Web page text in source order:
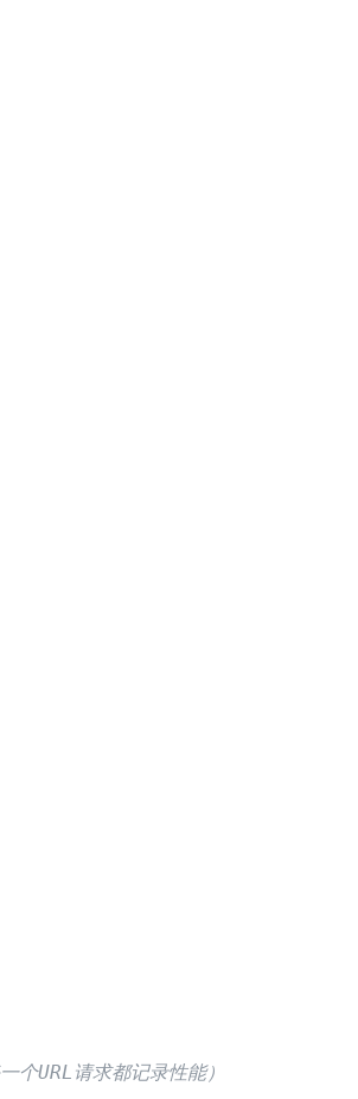
请求都记录性能）